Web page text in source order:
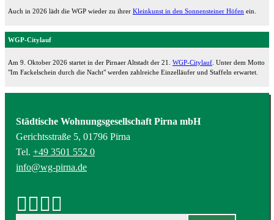
Auch in 2026 lädt die WGP wieder zu ihrer Kleinkunst in den Sonnensteiner Höfen ein.
WGP-Citylauf
Am 9. Oktober 2026 startet in der Pirnaer Altstadt der 21. WGP-Citylauf . Unter dem Motto
"Im Fackelschein durch die Nacht" werden zahlreiche Einzelläufer und Staffeln erwartet.
Städtische Wohnungsgesellschaft Pirna mbH
Gerichtsstraße 5, 01796 Pirna
Tel. +49 3501 552 0
info@wg-pirna.de